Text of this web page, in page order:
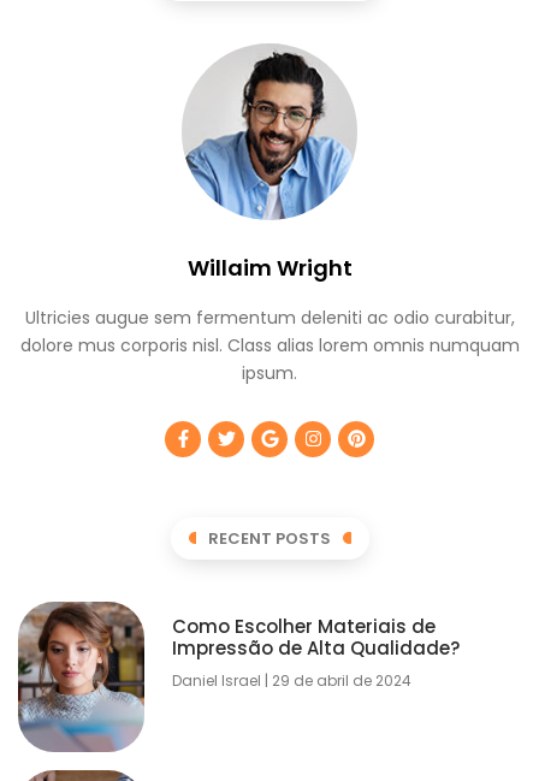
Willaim Wright
Ultricies augue sem fermentum deleniti ac odio curabitur,
dolore mus corporis nisl. Class alias lorem omnis numquam
ipsum.
RECENT POSTS
Como Escolher Materiais de
Impressão de Alta Qualidade?
Daniel Israel 29 de abril de 2024